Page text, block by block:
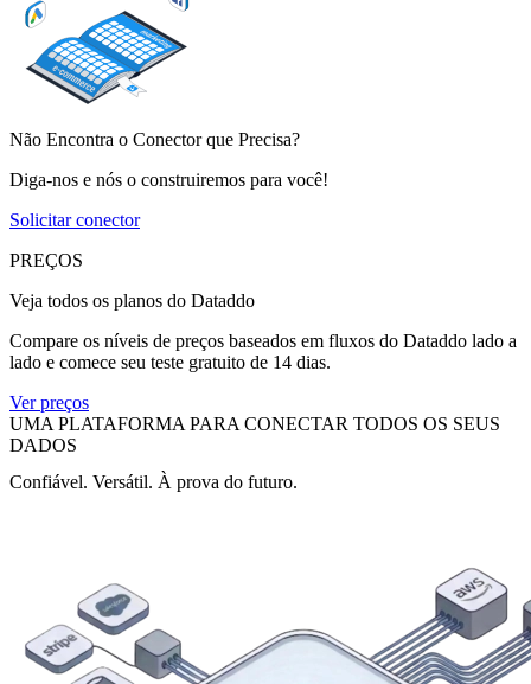
Não Encontra o Conector que Precisa?
Diga-nos e nós o construiremos para você!
Solicitar conector
PREÇOS
Veja todos os planos do Dataddo
Compare os níveis de preços baseados em fluxos do Dataddo lado a
lado e comece seu teste gratuito de 14 dias.
Ver preços
UMA PLATAFORMA PARA CONECTAR TODOS OS SEUS
DADOS
Confiável. Versátil. À prova do futuro.